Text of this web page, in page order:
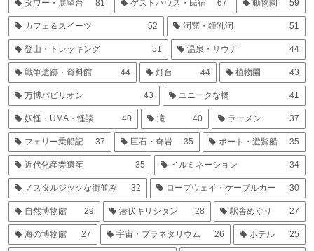
タワー・展望台 81 ゲストハウス・民宿 67 動物園 59
カフェ＆スイーツ 52 洞窟・鍾乳洞 51
登山・トレッキング 51 温泉・サウナ 44
戦争遺跡・資料館 44 灯台 44 植物園 43
万博パビリオン 43 ユニークな橋 41
妖怪・UMA・怪談 40 滝 40 ラーメン 37
フェリー乗船記 37 巨石・奇岩 35 ボート・遊覧船 35
近代化産業遺産 35 イルミネーション 34
ノスタルジックな街並み 32 ロープウェイ・ケーブルカー 30
自然博物館 29 潜伏キリシタン 28 駅舎めぐり 27
海の博物館 27 宇宙・プラネタリウム 26 ホテル 25